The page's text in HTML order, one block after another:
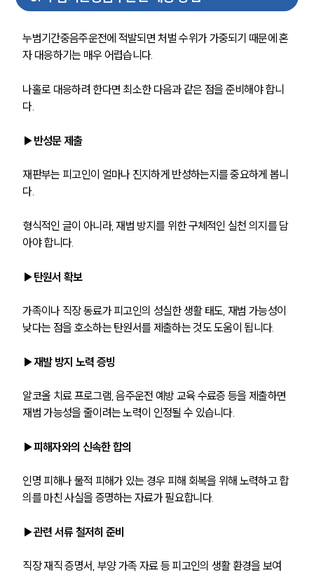
주요 업무사례
사례분석/최신동향
법률정보
고객후기
전체
구성원 소개
음주운전·교통사고전문변호사추천
언론보도
세미나
대륜법률상담예약
대륜법률상담예약
누범기간중음주운전에 적발되면 처벌 수위가 가중되기 때문에 혼
자 대응하기는 매우 어렵습니다.
나홀로 대응하려 한다면 최소한 다음과 같은 점을 준비해야 합니
다.
▶반성문 제출
재판부는 피고인이 얼마나 진지하게 반성하는지를 중요하게 봅니
다.
형식적인 글이 아니라, 재범 방지를 위한 구체적인 실천 의지를 담
아야 합니다.
▶탄원서 확보
가족이나 직장 동료가 피고인의 성실한 생활 태도, 재범 가능성이
낮다는 점을 호소하는 탄원서를 제출하는 것도 도움이 됩니다.
▶재발 방지 노력 증빙
알코올 치료 프로그램, 음주운전 예방 교육 수료증 등을 제출하면
재범 가능성을 줄이려는 노력이 인정될 수 있습니다.
▶피해자와의 신속한 합의
인명 피해나 물적 피해가 있는 경우 피해 회복을 위해 노력하고 합
의를 마친 사실을 증명하는 자료가 필요합니다.
▶관련 서류 철저히 준비
직장 재직 증명서, 부양 가족 자료 등 피고인의 생활 환경을 보여